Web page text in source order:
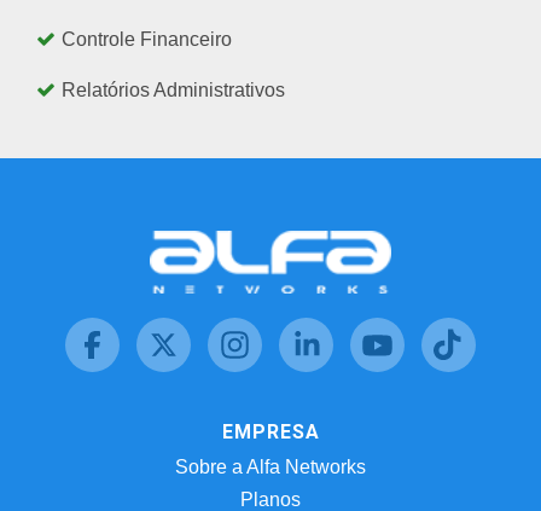
Controle Financeiro
Relatórios Administrativos
EMPRESA
Sobre a Alfa Networks
Planos